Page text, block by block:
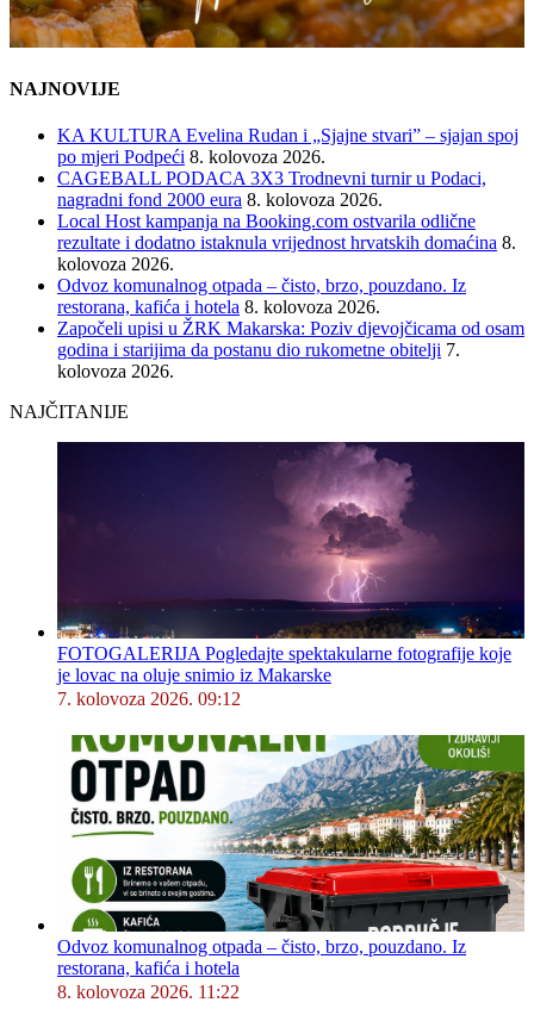
NAJNOVIJE
KA KULTURA Evelina Rudan i „Sjajne stvari” – sjajan spoj
po mjeri Podpeći 8. kolovoza 2026.
CAGEBALL PODACA 3X3 Trodnevni turnir u Podaci,
nagradni fond 2000 eura 8. kolovoza 2026.
Local Host kampanja na Booking.com ostvarila odlične
rezultate i dodatno istaknula vrijednost hrvatskih domaćina 8.
kolovoza 2026.
Odvoz komunalnog otpada – čisto, brzo, pouzdano. Iz
restorana, kafića i hotela 8. kolovoza 2026.
Započeli upisi u ŽRK Makarska: Poziv djevojčicama od osam
godina i starijima da postanu dio rukometne obitelji 7.
kolovoza 2026.
NAJČITANIJE
FOTOGALERIJA Pogledajte spektakularne fotografije koje
je lovac na oluje snimio iz Makarske
7. kolovoza 2026. 09:12
Odvoz komunalnog otpada – čisto, brzo, pouzdano. Iz
restorana, kafića i hotela
8. kolovoza 2026. 11:22